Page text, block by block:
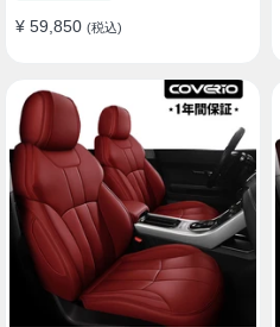
¥ 59,850 (税込)